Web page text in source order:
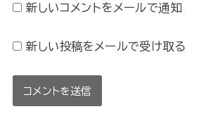
新しいコメントをメールで通知
新しい投稿をメールで受け取る